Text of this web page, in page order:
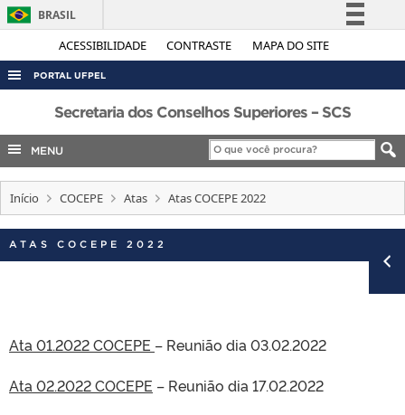
ACESSIBILIDADE CONTRASTE MAPA DO SITE
BRASIL
Simplifique!
Acesso à informação
Legislação
Canais
PORTAL UFPEL
ACESSO À INFORMAÇÃO
AUDITORIA
COBALTO
CONCURSOS
EDITAIS
INTERNACIONAL
TELEFONES
Secretaria dos Conselhos Superiores – SCS
MENU
Início COCEPE Atas Atas COCEPE 2022
ATAS COCEPE 2022
Ata 01.2022 COCEPE – Reunião dia 03.02.2022
Ata 02.2022 COCEPE – Reunião dia 17.02.2022